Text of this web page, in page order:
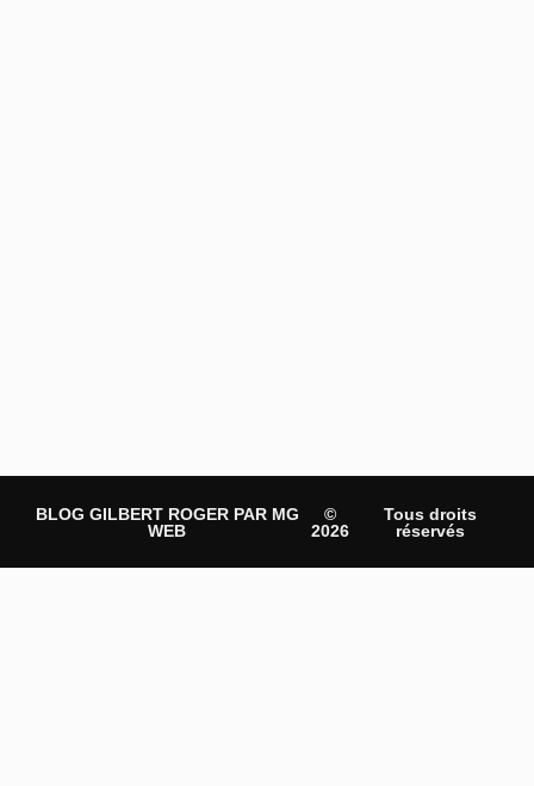
BLOG GILBERT ROGER PAR MG
WEB
©
2026
Tous droits
réservés